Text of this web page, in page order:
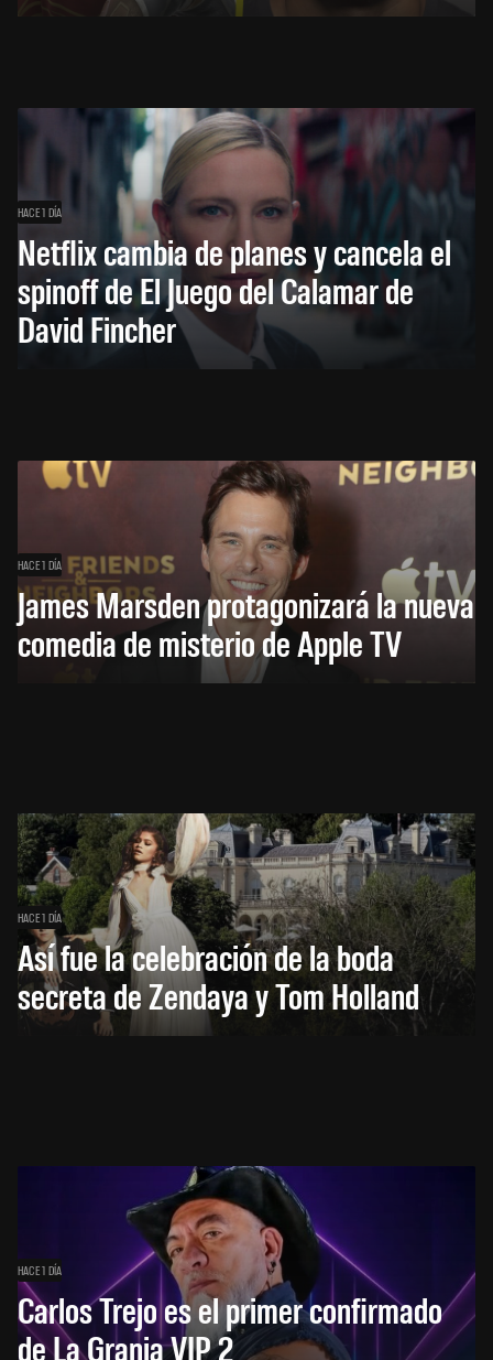
HACE 1 DÍA
Netflix cambia de planes y cancela el
spinoff de El Juego del Calamar de
David Fincher
HACE 1 DÍA
James Marsden protagonizará la nueva
comedia de misterio de Apple TV
HACE 1 DÍA
Así fue la celebración de la boda
secreta de Zendaya y Tom Holland
HACE 1 DÍA
Carlos Trejo es el primer confirmado
de La Granja VIP 2